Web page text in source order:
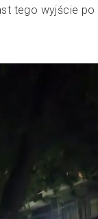
tego wyjście po